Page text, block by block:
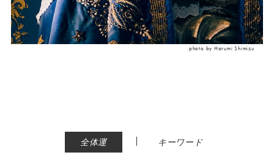
photo by Harumi Shimizu
全体運 | キーワード